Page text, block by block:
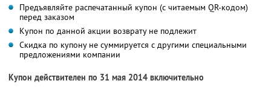
Предъявляйте распечатанный купон (с читаемым QR-кодом)
перед заказом
Купон по данной акции возврату не подлежит
Скидка по купону не суммируется с другими специальными
предложениями компании
Купон действителен по 31 мая 2014 включительно